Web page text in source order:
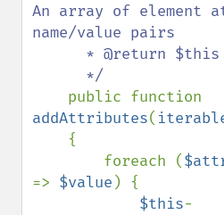
An array of element
name/value pairs
addAttributes(
        foreach (
=> $value ) {
$this-